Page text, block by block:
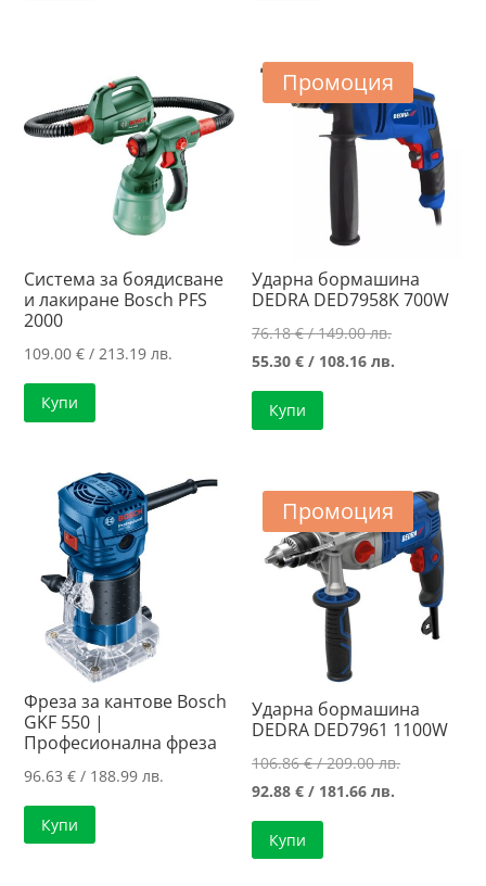
Система за боядисване
и лакиране Bosch PFS
2000
109.00€ / 213.19 лв.
Купи
Промоция
Ударна бормашина
DEDRA DED7958K 700W
76.18€/ 149.00 лв.Original
price
55.30€ / 108.16 лв.
108.16 лв..
Купи
Фреза за кантове Bosch
GKF 550 |
Професионална фреза
96.63€ / 188.99 лв.
Купи
Промоция
Ударна бормашина
DEDRA DED7961 1100W
106.86€/ 209.00 лв.Original
92.88€ / 181.66 лв.
Купи